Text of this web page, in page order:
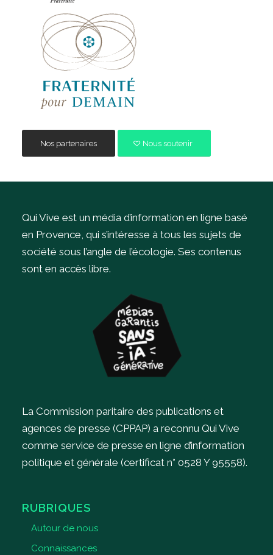
Nos partenaires Nous soutenir
Qui Vive est un média d’information en ligne basé
en Provence, qui s’intéresse à tous les sujets de
société sous l’angle de l’écologie. Ses contenus
sont en accès libre.
La Commission paritaire des publications et
agences de presse (CPPAP) a reconnu Qui Vive
comme service de presse en ligne d’information
politique et générale (certificat n° 0528 Y 95558).
RUBRIQUES
Autour de nous
Connaissances